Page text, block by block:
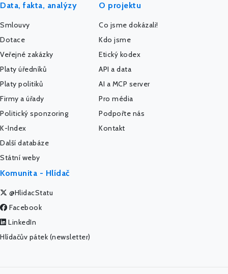
Data, fakta, analýzy
Smlouvy
Dotace
Veřejné zakázky
Platy úředníků
Platy politiků
Firmy a úřady
Politický sponzoring
K-Index
Další databáze
Státní weby
O projektu
Co jsme dokázali!
Kdo jsme
Etický kodex
API a data
AI a MCP server
Pro média
Podpořte nás
Kontakt
Komunita - Hlídač
@HlidacStatu
Facebook
LinkedIn
Hlídačův pátek (newsletter)